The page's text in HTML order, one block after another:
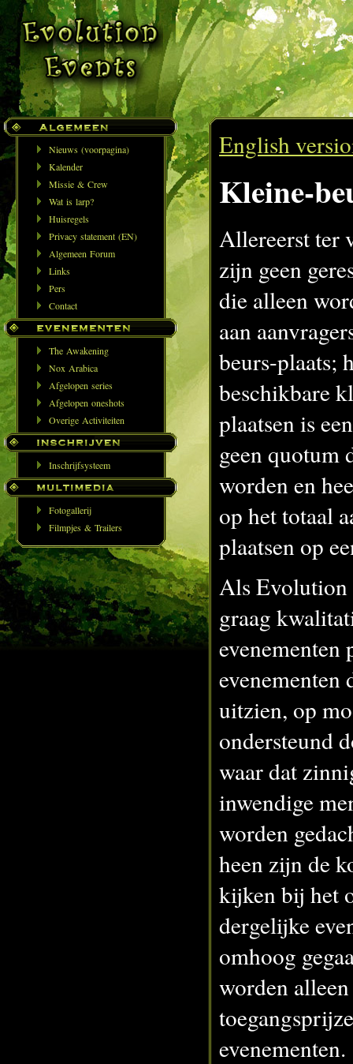
Nieuws (voorpagina)
Kalender
Missie & Crew
Wat is larp?
Huisregels
Privacy statement (EN)
Algemeen Forum
Links
Pers
Contact
The Awakening
Nox Arabica
Afgelopen series
Afgelopen oneshots
Overige Activiteiten
Inschrijfsysteem
Fotogallerij
Filmpjes & Trailers
English
Kleine-
Allereerst ter
zijn geen
die alleen
aan
beurs-plaats;
beschikbare
plaatsen is
geen quotum
worden en
op het totaal
plaatsen op
Als
graag
evenementen
evenementen
uitzien, op
ondersteund
waar dat
inwendige
worden
heen zijn de
kijken bij het
dergelijke
omhoog
worden
evenementen.